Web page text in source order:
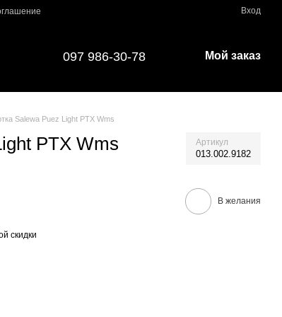
Вход
097 986-30-78 Мой заказ
Salewa Puez Light PTX Wms
PTX Wms Артикул
013.002.9182
В желания
скидки